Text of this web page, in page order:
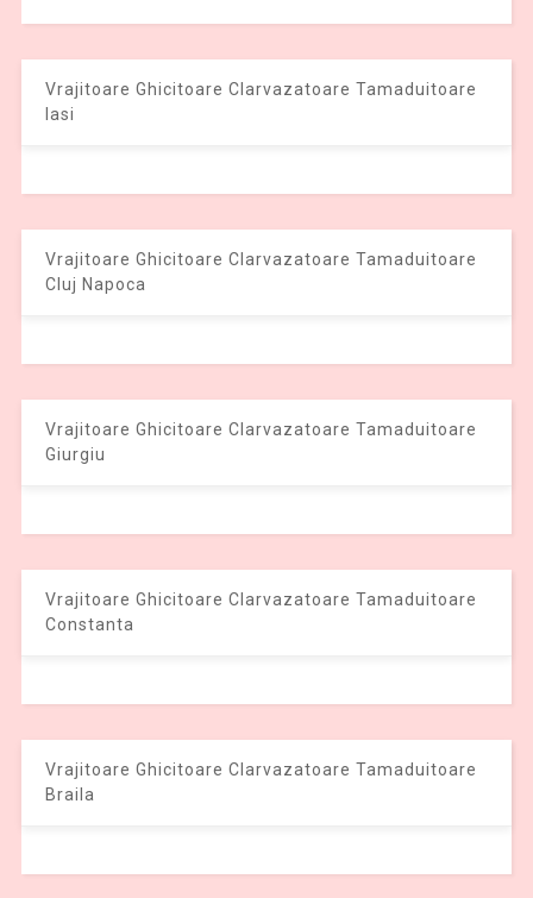
Vrajitoare Ghicitoare Clarvazatoare Tamaduitoare
Iasi
Vrajitoare Ghicitoare Clarvazatoare Tamaduitoare
Cluj Napoca
Vrajitoare Ghicitoare Clarvazatoare Tamaduitoare
Giurgiu
Vrajitoare Ghicitoare Clarvazatoare Tamaduitoare
Constanta
Vrajitoare Ghicitoare Clarvazatoare Tamaduitoare
Braila